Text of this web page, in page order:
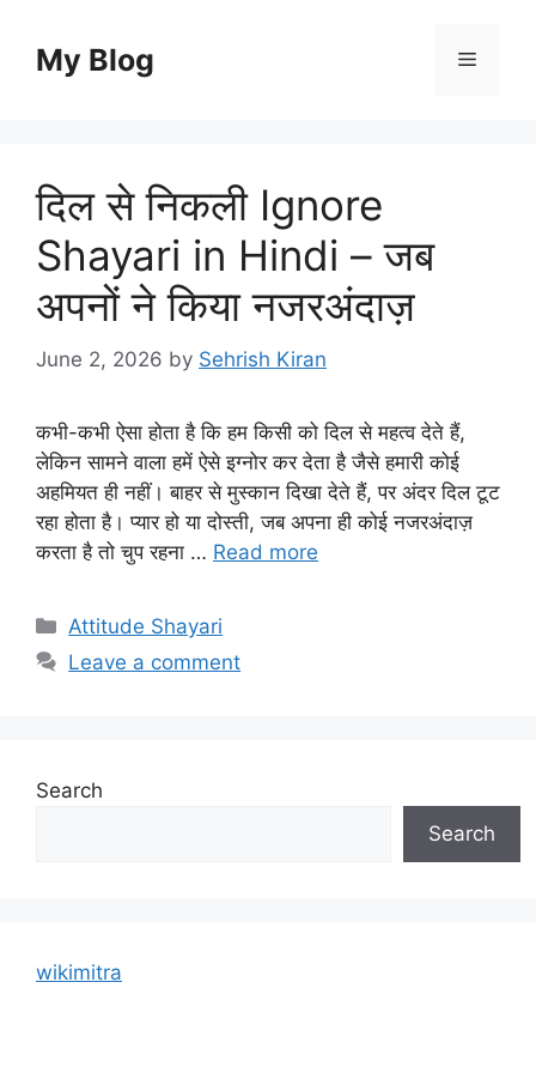
contentMy Blog Menu
दिल से निकली Ignore
Shayari in Hindi – जब
अपनों ने किया नजरअंदाज़
June 2, 2026 by Sehrish Kiran
कभी-कभी ऐसा होता है कि हम किसी को दिल से महत्व देते हैं,
लेकिन सामने वाला हमें ऐसे इग्नोर कर देता है जैसे हमारी कोई
अहमियत ही नहीं। बाहर से मुस्कान दिखा देते हैं, पर अंदर दिल टूट
रहा होता है। प्यार हो या दोस्ती, जब अपना ही कोई नजरअंदाज़
करता है तो चुप रहना … Read more
Categories
Attitude Shayari
Leave a comment
Search
Search
wikimitra